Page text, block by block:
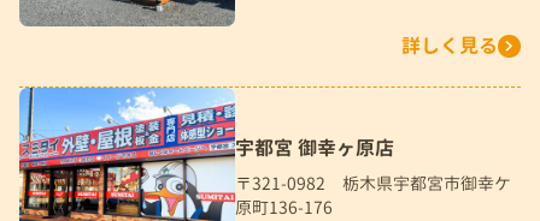
詳しく見る
宇都宮 御幸ヶ原店
〒321-0982 栃木県宇都宮市御幸ケ
原町136-176